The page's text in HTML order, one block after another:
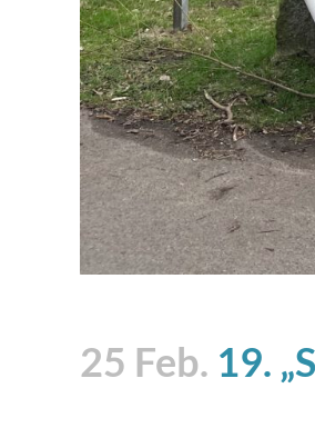
25 Feb. 19.